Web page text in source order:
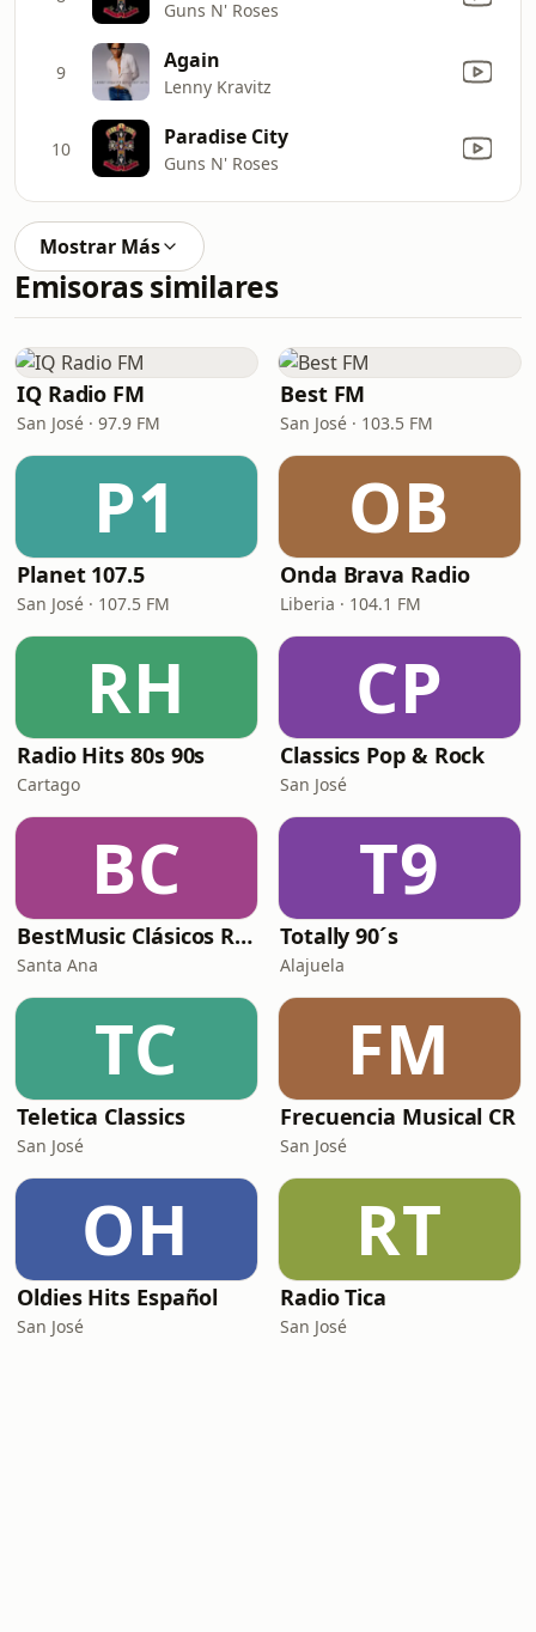
Guns N' Roses
9 Again
Lenny Kravitz
10 Paradise City
Guns N' Roses
Mostrar Más
Emisoras similares
IQ Radio FM
San José · 97.9 FM
Best FM
San José · 103.5 FM
P1
Planet 107.5
San José · 107.5 FM
OB
Onda Brava Radio
Liberia · 104.1 FM
RH
Radio Hits 80s 90s
Cartago
CP
Classics Pop & Rock
San José
BC
BestMusic Clásicos Radio
Santa Ana
T9
Totally 90´s
Alajuela
TC
Teletica Classics
San José
FM
Frecuencia Musical CR
San José
OH
Oldies Hits Español
San José
RT
Radio Tica
San José